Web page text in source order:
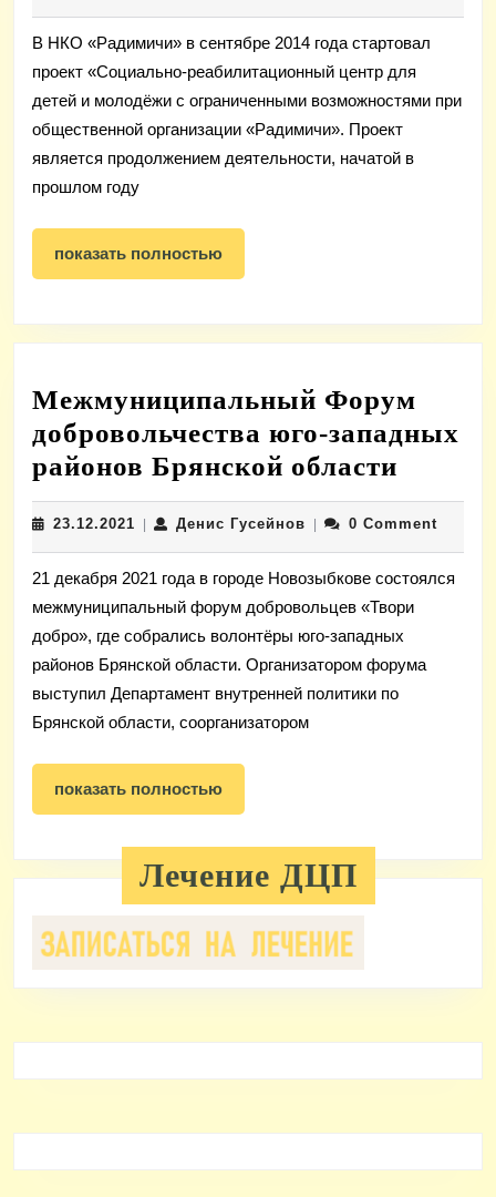
В НКО «Радимичи» в сентябре 2014 года стартовал
проект «Социально-реабилитационный центр для
детей и молодёжи с ограниченными возможностями при
общественной организации «Радимичи». Проект
является продолжением деятельности, начатой в
прошлом году
показать полностьюпоказать
полностью
Межмуниципальный Форум
добровольчества юго-западных
районов Брянской области
Форум
23.12.2021 23.12.2021
| Денис ГусейновДенис
| 0 Comment
21 декабря 2021 года в городе Новозыбкове состоялся
межмуниципальный форум добровольцев «Твори
добро», где собрались волонтёры юго-западных
районов Брянской области. Организатором форума
выступил Департамент внутренней политики по
Брянской области, соорганизатором
показать полностьюпоказать
полностью
Лечение ДЦП